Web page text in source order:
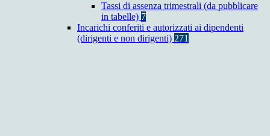
Tassi di assenza trimestrali (da pubblicare
in tabelle) 7
Incarichi conferiti e autorizzati ai dipendenti
(dirigenti e non dirigenti) 271